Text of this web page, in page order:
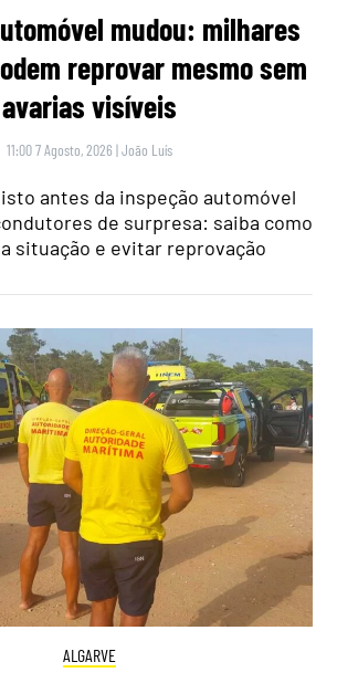
mudou: milhares
reprovar mesmo sem
avarias visíveis
11:00 7 Agosto, 2026 |João Luís
antes da inspeção automóvel
de surpresa: saiba como
situação e evitar reprovação
ALGARVE